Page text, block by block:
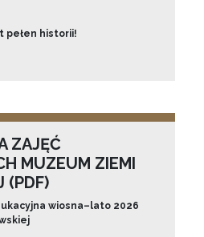
pełen historii!
ZAJĘĆ
MUZEUM ZIEMI
(PDF)
wiosna–lato 2026